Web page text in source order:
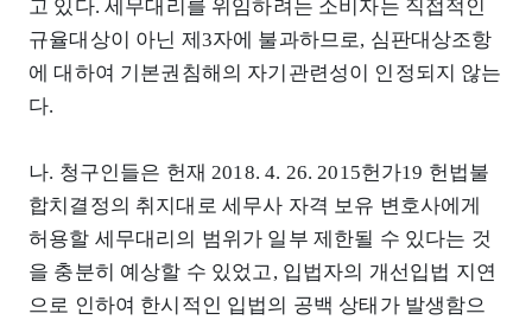
고 있다. 세무대리를 위임하려는 소비자는 직접적인
규율대상이 아닌 제3자에 불과하므로, 심판대상조항
에 대하여 기본권침해의 자기관련성이 인정되지 않는
다.
나. 청구인들은 헌재 2018. 4. 26. 2015헌가19 헌법불
합치결정의 취지대로 세무사 자격 보유 변호사에게
허용할 세무대리의 범위가 일부 제한될 수 있다는 것
을 충분히 예상할 수 있었고, 입법자의 개선입법 지연
으로 인하여 한시적인 입법의 공백 상태가 발생함으